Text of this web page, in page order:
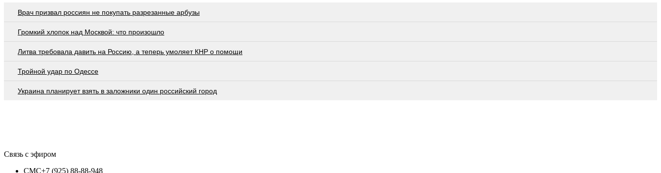
Врач призвал россиян не покупать разрезанные арбузы
Громкий хлопок над Москвой: что произошло
Литва требовала давить на Россию, а теперь умоляет КНР о помощи
Тройной удар по Одессe
Украина планирует взять в заложники один российский город
Связь с эфиром
СМС+7 (925) 88-88-948